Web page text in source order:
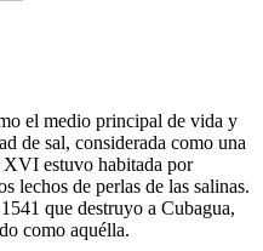
el medio principal de vida y
de sal, considerada como una
estuvo habitada por
lechos de perlas de las salinas.
que destruyo a Cubagua,
como aquélla.